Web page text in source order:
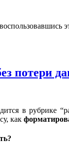
потери
в рубрике
как